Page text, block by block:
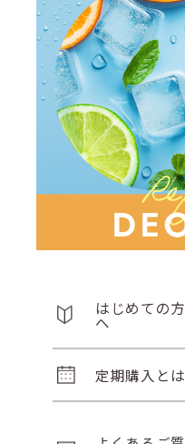
はじめての方
へ
定期購入とは